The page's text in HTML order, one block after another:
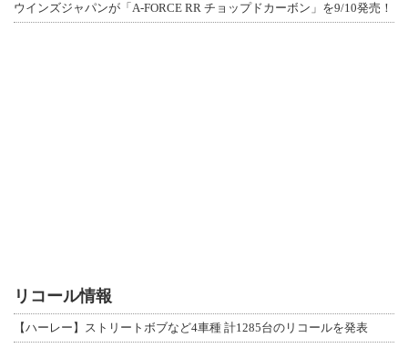
ウインズジャパンが「A-FORCE RR チョップドカーボン」を9/10発売！
リコール情報
【ハーレー】ストリートボブなど4車種 計1285台のリコールを発表